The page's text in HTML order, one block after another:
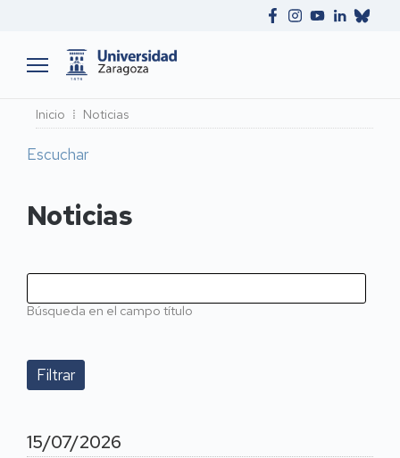
Ruta
de
navegación
Inicio Noticias
Escuchar
Noticias
Búsqueda en el campo título
15/07/2026